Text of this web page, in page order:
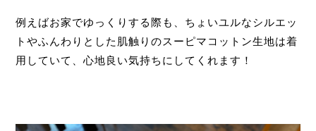
例えばお家でゆっくりする際も、ちょいユルなシルエッ
トやふんわりとした肌触りのスーピマコットン生地は着
用していて、心地良い気持ちにしてくれます！